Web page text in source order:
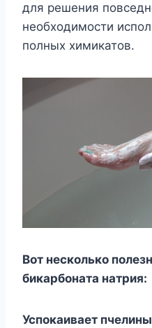
для решения
необходимости
полных химикатов.
Вот несколько
бикарбоната натрия:
Успокаивает